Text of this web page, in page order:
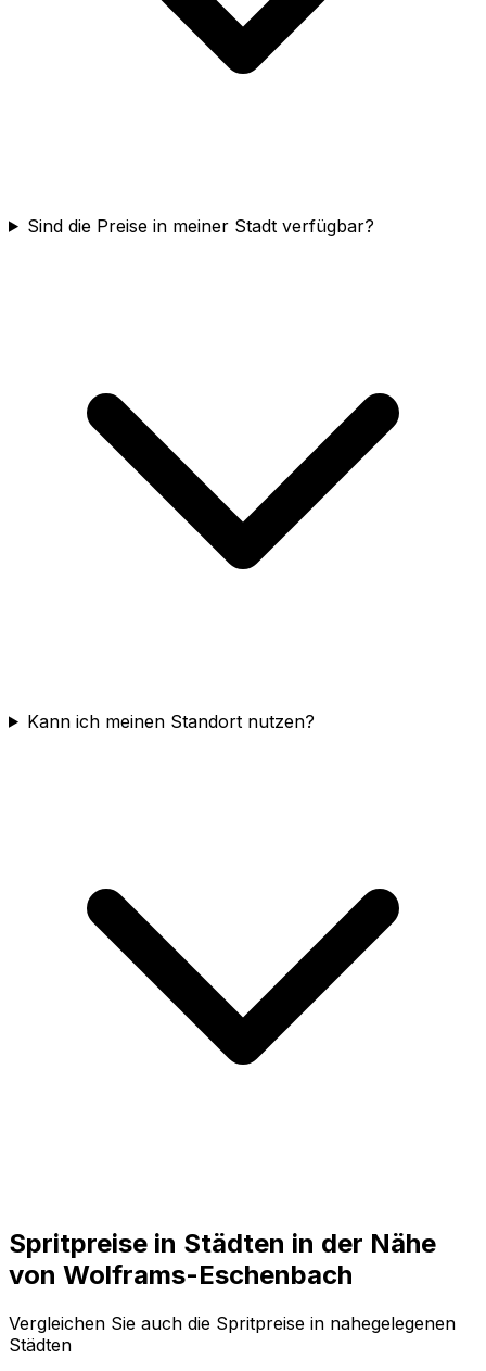
Sind die Preise in meiner Stadt verfügbar?
Kann ich meinen Standort nutzen?
Spritpreise in Städten in der Nähe
von Wolframs-Eschenbach
Vergleichen Sie auch die Spritpreise in nahegelegenen
Städten